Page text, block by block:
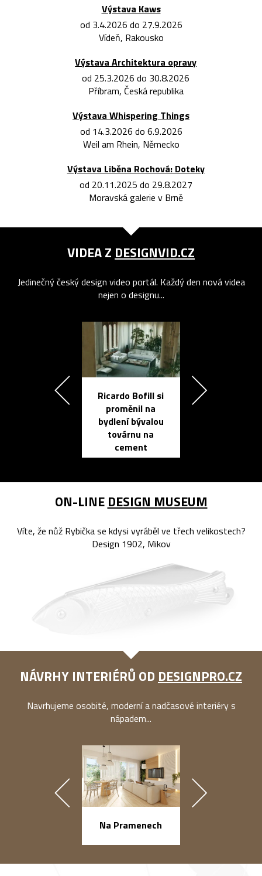
Výstava Kaws
od 3.4.2026 do 27.9.2026
Vídeň, Rakousko
Výstava Architektura opravy
od 25.3.2026 do 30.8.2026
Příbram, Česká republika
Výstava Whispering Things
od 14.3.2026 do 6.9.2026
Weil am Rhein, Německo
Výstava Liběna Rochová: Doteky
od 20.11.2025 do 29.8.2027
Moravská galerie v Brně
VIDEA Z DESIGNVID.CZ
Jedinečný český design video portál. Každý den nová videa
nejen o designu...
Ricardo Bofill si
proměnil na
bydlení bývalou
továrnu na
cement
ON-LINE DESIGN MUSEUM
Víte, že nůž Rybička se kdysi vyráběl ve třech velikostech?
Design 1902, Mikov
NÁVRHY INTERIÉRŮ OD DESIGNPRO.CZ
Navrhujeme osobité, moderní a nadčasové interiéry s
nápadem...
Na Pramenech